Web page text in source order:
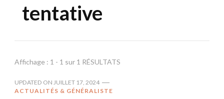
tentative
Affichage : 1 - 1 sur 1 RÉSULTATS
UPDATED ON JUILLET 17, 2024
ACTUALITÉS & GÉNÉRALISTE